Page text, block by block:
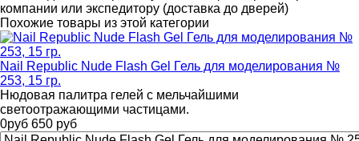
компании или экспедитору (доставка до дверей)
Похожие товары из этой категории
Nail Republic Nude Flash Gel Гель для моделирования №
253, 15 гр.
Нюдовая палитра гелей с мельчайшими
светоотражающими частицами.
0руб 650 руб